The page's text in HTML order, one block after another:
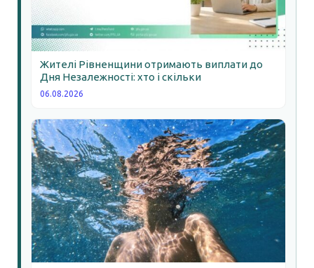
Жителі Рівненщини отримають виплати до
Дня Незалежності: хто і скільки
06.08.2026